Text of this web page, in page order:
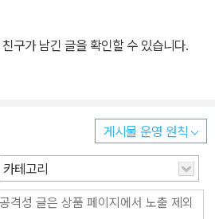
구가 남긴 글을 확인할 수 있습니다.
게시물 운영 원칙
카테고리